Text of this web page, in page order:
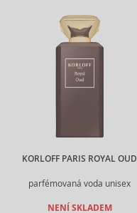
KORLOFF PARIS ROYAL OUD
parfémovaná voda unisex
NENÍ SKLADEM